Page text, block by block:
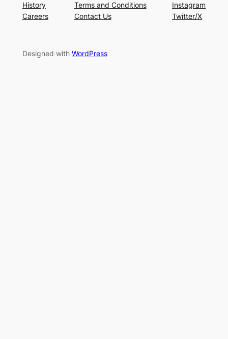
History
Careers
Terms and Conditions
Contact Us
Instagram
Twitter/X
Designed with WordPress